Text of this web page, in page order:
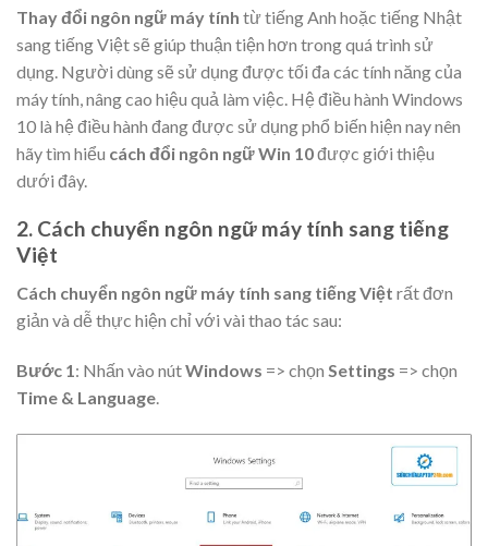
Thay đổi ngôn ngữ máy tính từ tiếng Anh hoặc tiếng Nhật
sang tiếng Việt sẽ giúp thuận tiện hơn trong quá trình sử
dụng. Người dùng sẽ sử dụng được tối đa các tính năng của
máy tính, nâng cao hiệu quả làm việc. Hệ điều hành Windows
10 là hệ điều hành đang được sử dụng phổ biến hiện nay nên
hãy tìm hiểu cách đổi ngôn ngữ Win 10được giới thiệu
dưới đây.
2. Cách chuyển ngôn ngữ máy tính sang tiếng
Việt
Cách chuyển ngôn ngữ máy tính sang tiếng Việt rất đơn
giản và dễ thực hiện chỉ với vài thao tác sau:
Bước 1: Nhấn vào nútWindows => chọn Settings => chọn
Time & Language.